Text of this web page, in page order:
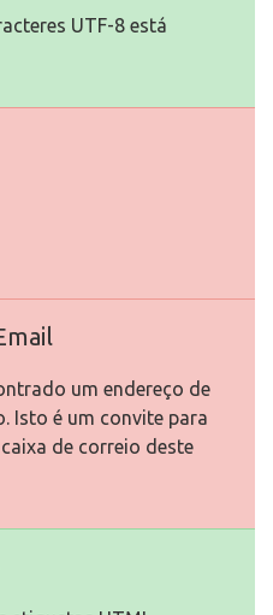
UTF-8 está
um endereço de
Isto é um convite para
de correio deste